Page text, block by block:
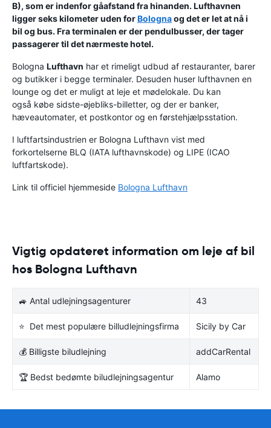
B), som er indenfor gåafstand fra hinanden. Lufthavnen
ligger seks kilometer uden forBolognaog det er let at nå i
bil og bus. Fra terminalen er der pendulbusser, der tager
passagerer til det nærmeste hotel.
Bologna Lufthavn har et rimeligt udbud af restauranter, barer
og butikker i begge terminaler. Desuden huser lufthavnen en
lounge og det er muligt at leje et mødelokale. Du kan
også købe sidste-øjebliks-billetter, og der er banker,
hæveautomater, et postkontor og en førstehjælpsstation.
I luftfartsindustrien er Bologna Lufthavn vist med
forkortelserne BLQ (IATA lufthavnskode) og LIPE (ICAO
luftfartskode).
Link til officiel hjemmeside Bologna Lufthavn
Vigtig opdateret information om leje af bil
hos Bologna Lufthavn
🚙 Antal udlejningsagenturer 43
⭐ Det mest populære billudlejningsfirma Sicily by Car
💰 Billigste biludlejning addCarRental
🏆 Bedst bedømte biludlejningsagentur Alamo